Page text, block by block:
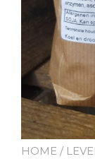
HOME /